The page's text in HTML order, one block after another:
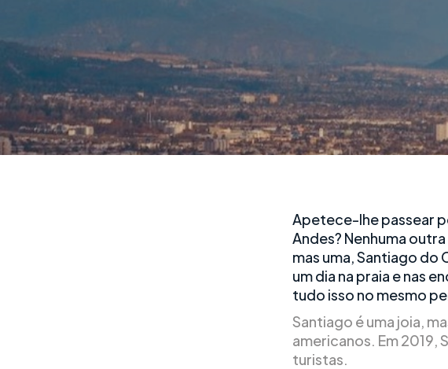
Apetece-lhe passear
Andes? Nenhuma
mas uma, Santiago do
um dia na praia e nas
tudo isso no mesmo
Santiago é uma joia,
americanos. Em 2019,
turistas.